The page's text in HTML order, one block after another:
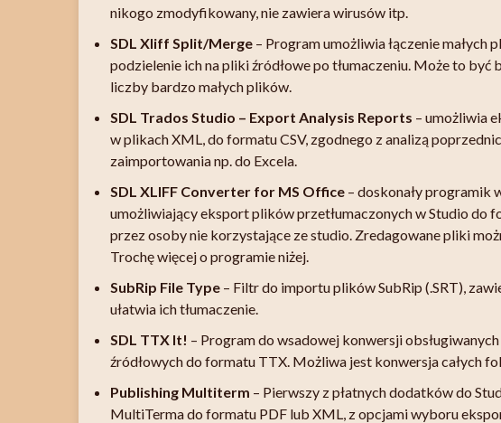
nikogo zmodyfikowany, nie zawiera wirusów itp.
SDL Xliff Split/Merge – Program umożliwia łączenie małych
podzielenie ich na pliki źródłowe po tłumaczeniu. Może to
liczby bardzo małych plików.
SDL Trados Studio – Export Analysis Reports – umożliwia
w plikach XML, do formatu CSV, zgodnego z analizą
zaimportowania np. do Excela.
SDL XLIFF Converter for MS Office – doskonały programik
umożliwiający eksport plików przetłumaczonych w Studio do
przez osoby nie korzystające ze studio. Zredagowane pliki
Trochę więcej o programie niżej.
SubRip File Type – Filtr do importu plików SubRip (.SRT),
ułatwia ich tłumaczenie.
SDL TTX It! – Program do wsadowej konwersji
źródłowych do formatu TTX. Możliwa jest konwersja całych
Publishing Multiterm – Pierwszy z płatnych dodatków do
MultiTerma do formatu PDF lub XML, z opcjami wyboru